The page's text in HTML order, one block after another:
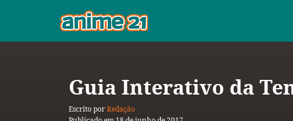
Guia Interativo da
Escrito porRedação